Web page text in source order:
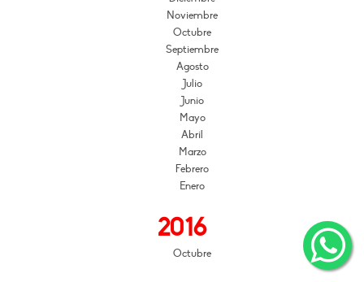
Noviembre
Octubre
Septiembre
Agosto
Julio
Junio
Mayo
Abril
Marzo
Febrero
Enero
2016
Octubre